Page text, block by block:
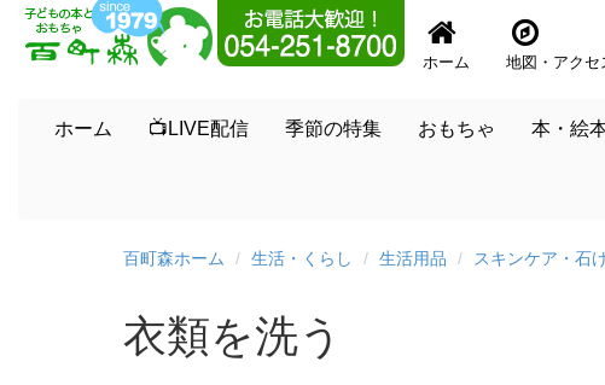
ホーム 地図・アクセ
ホーム 📺LIVE配信 季節の特集 おもちゃ 本・絵
百町森ホーム 生活・くらし 生活用品 スキンケア・石
衣類を洗う